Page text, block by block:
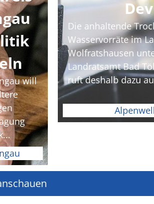
will
Die anhaltende
Wasservorräte im
Wolfratshausen
Landratsamt Bad
ruft deshalb dazu